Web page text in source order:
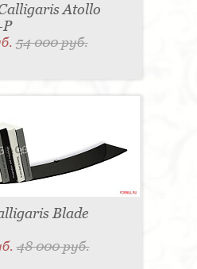
Atollo
54 000 руб.
Blade
48 000 руб.